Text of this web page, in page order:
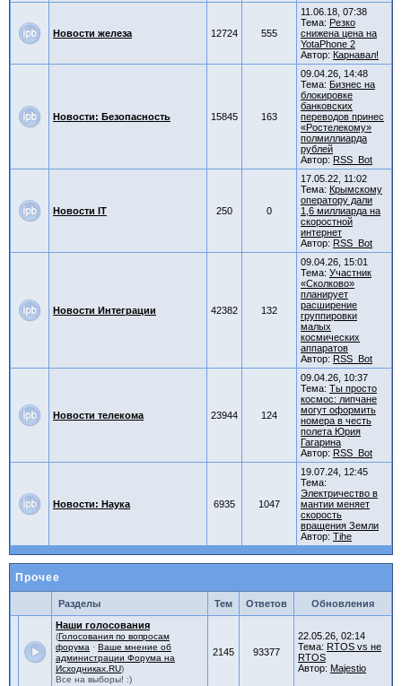
Новости железа 12724 555
11.06.18, 07:38
Тема: Резко
снижена цена на
YotaPhone 2
Автор: Карнавал!
Новости: Безопасность 15845 163
09.04.26, 14:48
Тема: Бизнес на
блокировке
банковских
переводов принес
«Ростелекому»
полмиллиарда
рублей
Автор: RSS_Bot
Новости IT 250 0
17.05.22, 11:02
Тема: Крымскому
оператору дали
1,6 миллиарда на
скоростной
интернет
Автор: RSS_Bot
Новости Интеграции 42382 132
09.04.26, 15:01
Тема: Участник
«Сколково»
планирует
расширение
группировки
малых
космических
аппаратов
Автор: RSS_Bot
Новости телекома 23944 124
09.04.26, 10:37
Тема: Ты просто
космос: липчане
могут оформить
номера в честь
полета Юрия
Гагарина
Автор: RSS_Bot
Новости: Наука 6935 1047
19.07.24, 12:45
Тема:
Электричество в
мантии меняет
скорость
вращения Земли
Автор: Tihe
Прочее
Разделы Тем Ответов
Обновления
Наши голосования
(Голосования по вопросам
форума · Ваше мнение об
администрации Форума на
Исходниках.RU)
Все на выборы! :)
2145 93377
22.05.26, 02:14
Тема: RTOS vs не
RTOS
Автор: Majestio